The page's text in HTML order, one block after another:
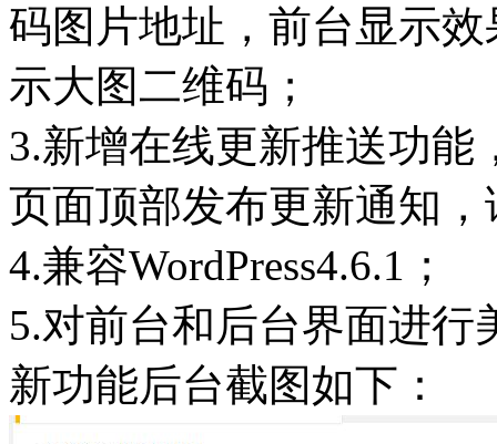
码图片地址，前台显示
示大图二维码；
3.新增在线更新推送功
页面顶部发布更新通知
4.兼容WordPress4.6.1；
5.对前台和后台界面进行
新功能后台截图如下：